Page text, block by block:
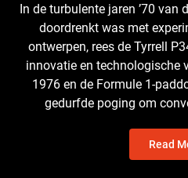
In de turbulente jaren ’70 van
doordrenkt was met
ontwerpen, rees de Tyrrell
innovatie en technologische
1976 en de Formule 1-
gedurfde poging om
Read